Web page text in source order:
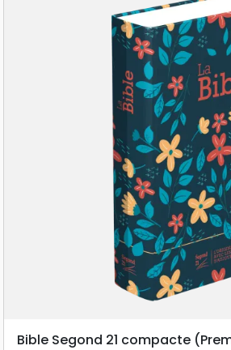
la Segond 21, c’est de
courant,
21e siècle. Une
découvrir, pour
une brève
biblique, environ 1300
compréhension «
introduction
géographiques et des
qui permettent de
les livres bibliques
Bible Segond 21 compacte